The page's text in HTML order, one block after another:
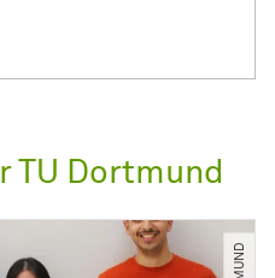
TU Dortmund